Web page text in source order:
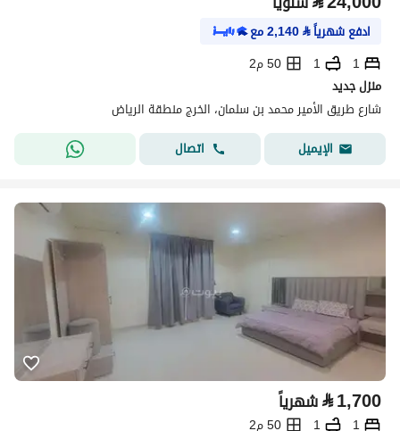
ادفع شهرياً⃁
2,140مع
1
1
50 م2
منزل جديد
شارع طريق الأمير محمد بن سلمان، الخرج منطقة الرياض
الإيميل
اتصال
⃁1,700 شهرياً
1
1
50 م2